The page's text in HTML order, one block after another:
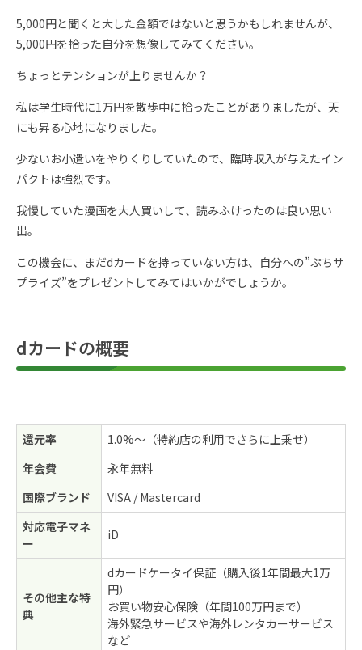
5,000円と聞くと大した金額ではないと思うかもしれませんが、
5,000円を拾った自分を想像してみてください。
ちょっとテンションが上りませんか？
私は学生時代に1万円を散歩中に拾ったことがありましたが、天
にも昇る心地になりました。
少ないお小遣いをやりくりしていたので、臨時収入が与えたイン
パクトは強烈です。
我慢していた漫画を大人買いして、読みふけったのは良い思い
出。
この機会に、まだdカードを持っていない方は、自分への”ぷちサ
プライズ”をプレゼントしてみてはいかがでしょうか。
dカードの概要
還元率
1.0%〜（特約店の利用でさらに上乗せ）
年会費
永年無料
国際ブランド
VISA / Mastercard
対応電子マネ
ー
iD
その他主な特
典
dカードケータイ保証（購入後1年間最大1万
円）
お買い物安心保険（年間100万円まで）
海外緊急サービスや海外レンタカーサービス
など